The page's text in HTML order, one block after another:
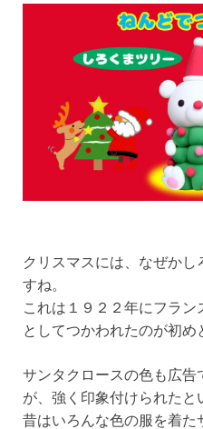
クリスマスには、なぜかし
すね。
これは１９２２年にフラ
としてつかわれたのが初め
サンタクロースの色も広
が、強く印象付けられたと
昔はいろんな色の服を着た